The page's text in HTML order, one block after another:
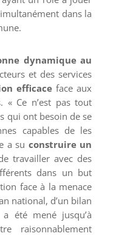
dans la
dynamique au
et des services
efficace face aux
« Ce n’est pas tout
qui ont besoin de se
capables de les
a su construire un
travailler avec des
dans un but
face à la menace
national, d’un bilan
été mené jusqu’à
raisonnablement